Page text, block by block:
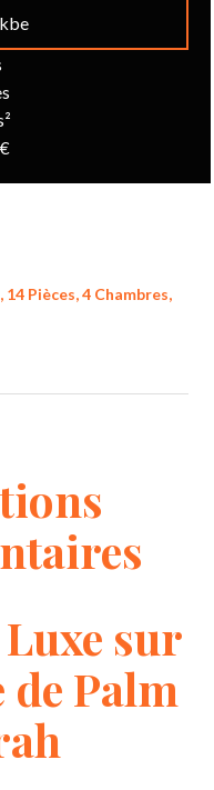
Pièces, 4 Chambres,
sur
Palm